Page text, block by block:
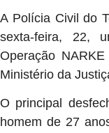
A Polícia Civil do
sexta-feira, 22,
Operação
Ministério da
O principal
homem de 27